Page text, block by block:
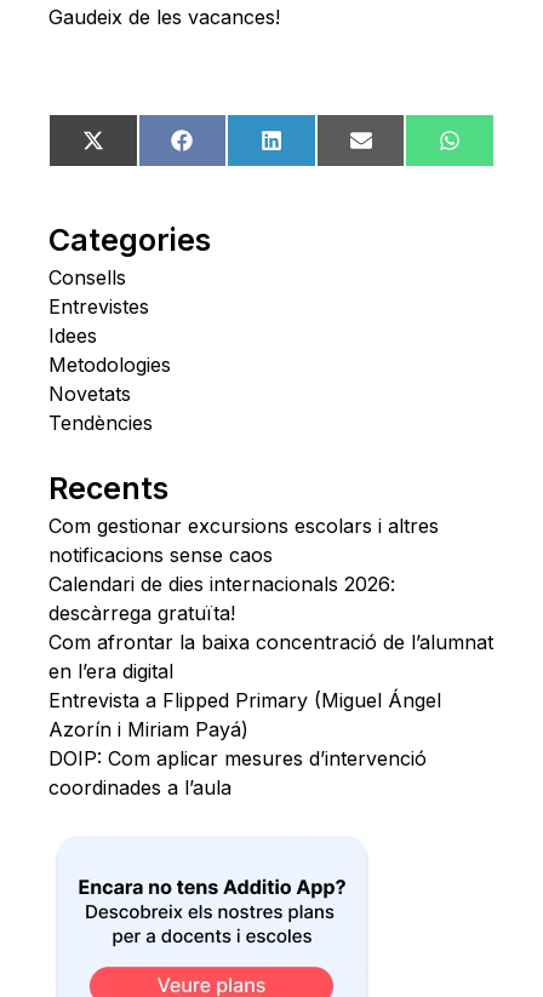
Gaudeix de les vacances!
Share
on
X
(Twitter)
Share
on
FacebookShare
on
LinkedIn Share
on
Email
Share
on
Categories
Consells
Entrevistes
Idees
Metodologies
Novetats
Tendències
Recents
Com gestionar excursions escolars i altres
notificacions sense caos
Calendari de dies internacionals 2026:
descàrrega gratuïta!
Com afrontar la baixa concentració de l’alumnat
en l’era digital
Entrevista a Flipped Primary (Miguel Ángel
Azorín i Miriam Payá)
DOIP: Com aplicar mesures d’intervenció
coordinades a l’aula